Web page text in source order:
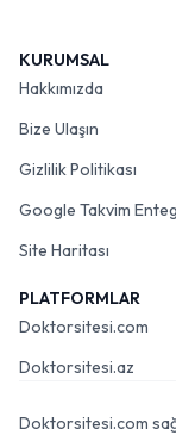
KURUMSAL
Hakkımızda
Bize Ulaşın
Gizlilik Politikası
Google Takvim
Site Haritası
PLATFORMLAR
Doktorsitesi.com
Doktorsitesi.az
Doktorsitesi.com